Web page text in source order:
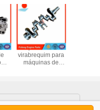
exportador de
virabrequim para
máquinas de
4TNV94 4TNV98
YM129902-21000
para EC55BLC